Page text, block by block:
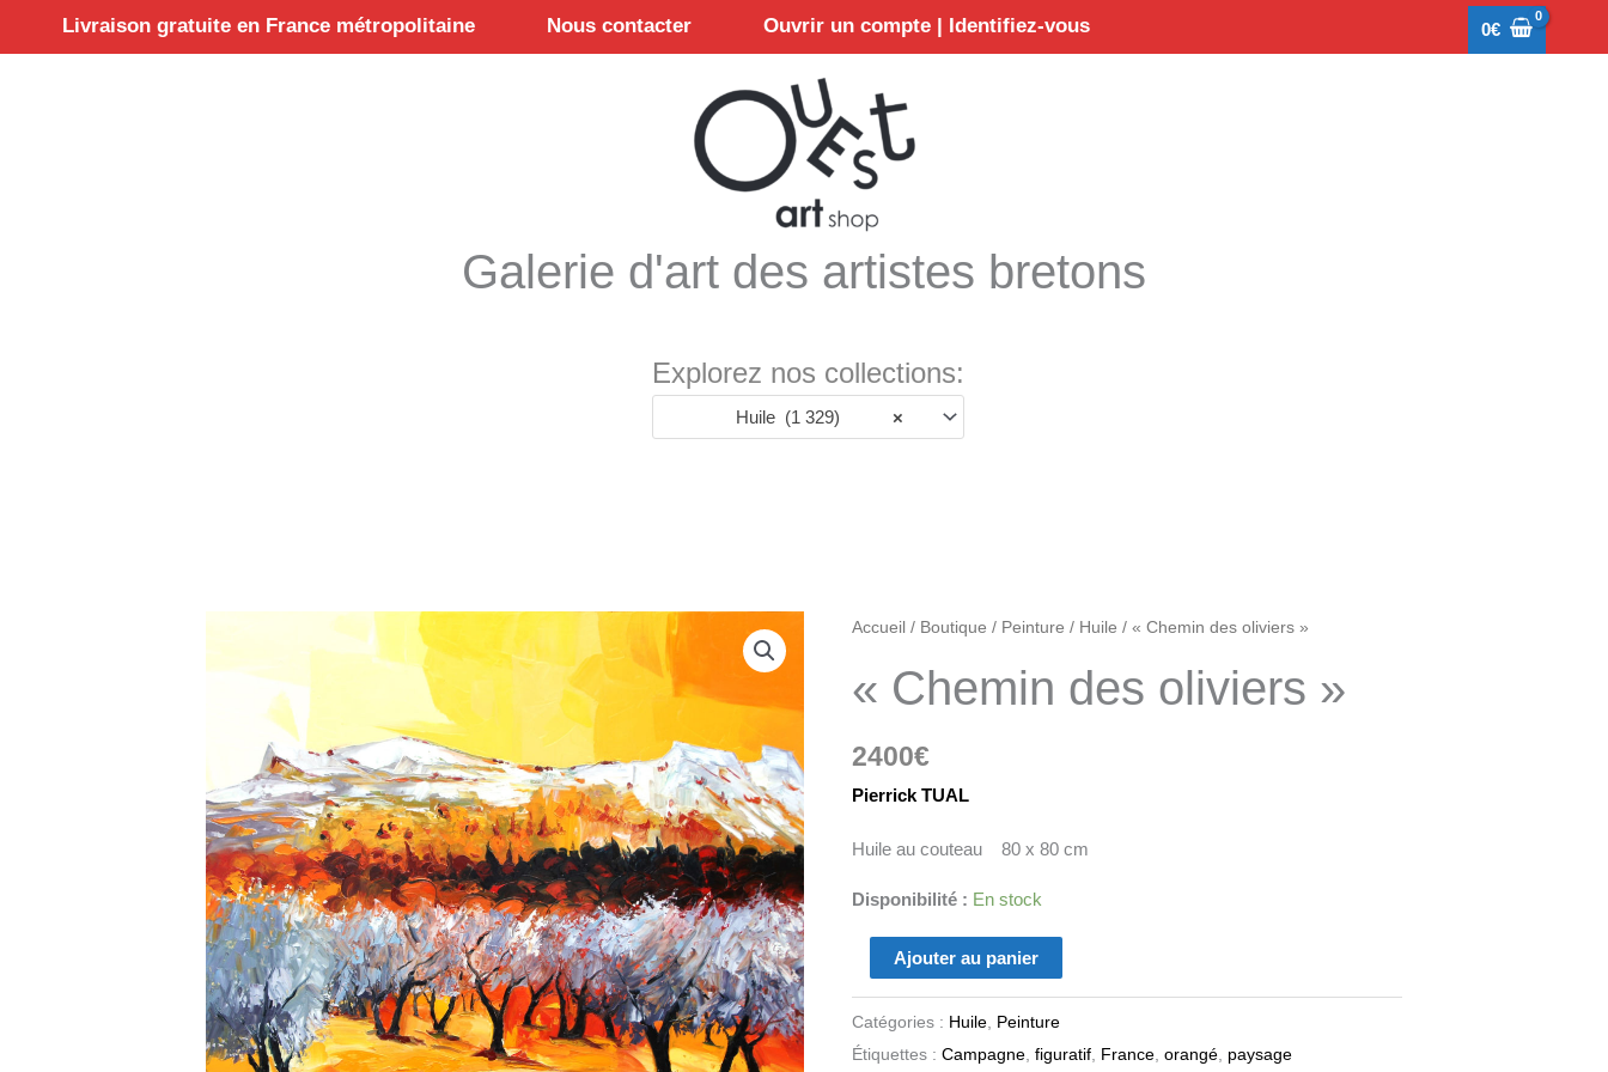
Livraison gratuite en France métropolitaine Nous contacter Ouvrir un compte | Identifiez-vous 0€
Galerie d'art des artistes bretons
Explorez nos collections:
×
Huile (1 329)
Accueil / Boutique / Peinture / Huile / « Chemin des oliviers »
« Chemin des oliviers »
2400€
Pierrick TUAL
Huile au couteau 80 x 80 cm
Disponibilité : En stock
quantité
"Chemin
oliviers"
Ajouter au panier
Catégories : Huile, Peinture
Étiquettes : Campagne, figuratif, France, orangé, paysage